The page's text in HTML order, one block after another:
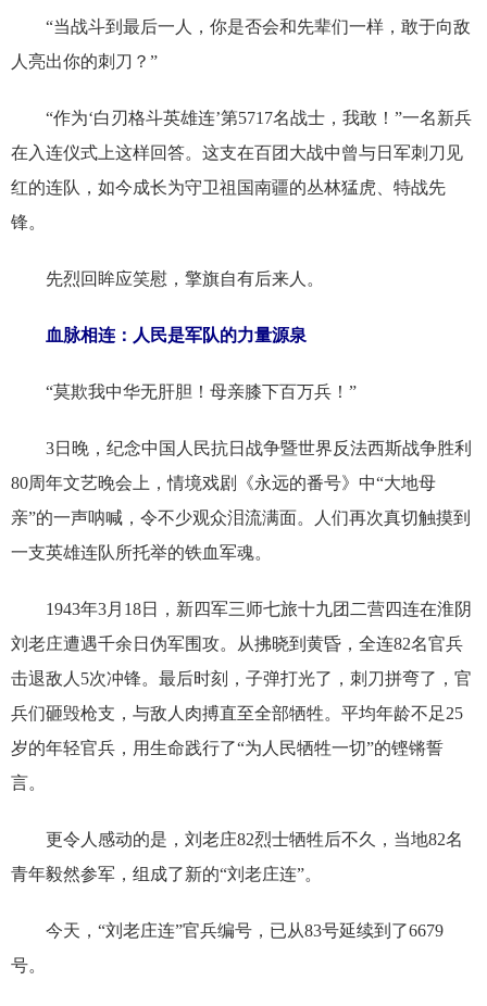
“当战斗到最后一人，你是否会和先辈们一样，敢于向敌
人亮出你的刺刀？”
“作为‘白刃格斗英雄连’第5717名战士，我敢！”一名新兵
在入连仪式上这样回答。这支在百团大战中曾与日军刺刀见
红的连队，如今成长为守卫祖国南疆的丛林猛虎、特战先
锋。
先烈回眸应笑慰，擎旗自有后来人。
血脉相连：人民是军队的力量源泉
“莫欺我中华无肝胆！母亲膝下百万兵！”
3日晚，纪念中国人民抗日战争暨世界反法西斯战争胜利
80周年文艺晚会上，情境戏剧《永远的番号》中“大地母
亲”的一声呐喊，令不少观众泪流满面。人们再次真切触摸到
一支英雄连队所托举的铁血军魂。
1943年3月18日，新四军三师七旅十九团二营四连在淮阴
刘老庄遭遇千余日伪军围攻。从拂晓到黄昏，全连82名官兵
击退敌人5次冲锋。最后时刻，子弹打光了，刺刀拼弯了，官
兵们砸毁枪支，与敌人肉搏直至全部牺牲。平均年龄不足25
岁的年轻官兵，用生命践行了“为人民牺牲一切”的铿锵誓
言。
更令人感动的是，刘老庄82烈士牺牲后不久，当地82名
青年毅然参军，组成了新的“刘老庄连”。
今天，“刘老庄连”官兵编号，已从83号延续到了6679
号。